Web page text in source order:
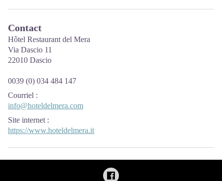
Contact
Hôtel Restaurant del Mera
Via Dascio 11
22010 Dascio
0039 (0) 034 484 147
Courriel :
info@hoteldelmera.com
Site internet :
https://www.hoteldelmera.it